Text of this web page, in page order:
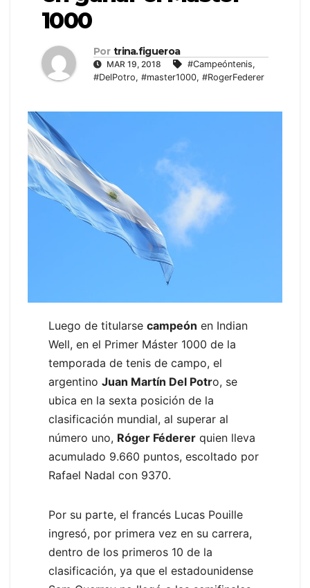
1000
Por trina.figueroa
MAR 19, 2018 #Campeóntenis,
#DelPotro, #master1000, #RogerFederer
Luego de titularse campeón en Indian
Well, en el Primer Máster 1000 de la
temporada de tenis de campo, el
argentino Juan Martín Del Potro, se
ubica en la sexta posición de la
clasificación mundial, al superar al
número uno, Róger Féderer quien lleva
acumulado 9.660 puntos, escoltado por
Rafael Nadal con 9370.
Por su parte, el francés Lucas Pouille
ingresó, por primera vez en su carrera,
dentro de los primeros 10 de la
clasificación, ya que el estadounidense